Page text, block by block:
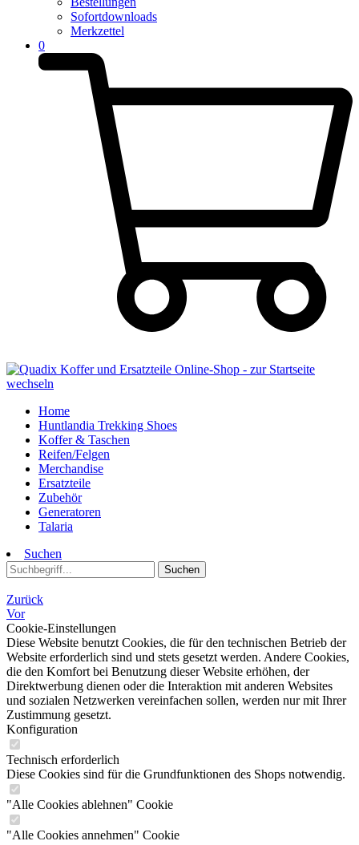
Sofortdownloads
Merkzettel
0
Home
Huntlandia Trekking Shoes
Koffer & Taschen
Reifen/Felgen
Merchandise
Ersatzteile
Zubehör
Generatoren
Talaria
Suchen
Suchen
Zurück
Vor
Cookie-Einstellungen
Diese Website benutzt Cookies, die für den technischen Betrieb der
Website erforderlich sind und stets gesetzt werden. Andere Cookies,
die den Komfort bei Benutzung dieser Website erhöhen, der
Direktwerbung dienen oder die Interaktion mit anderen Websites
und sozialen Netzwerken vereinfachen sollen, werden nur mit Ihrer
Zustimmung gesetzt.
Konfiguration
Technisch erforderlich
Diese Cookies sind für die Grundfunktionen des Shops notwendig.
"Alle Cookies ablehnen" Cookie
"Alle Cookies annehmen" Cookie